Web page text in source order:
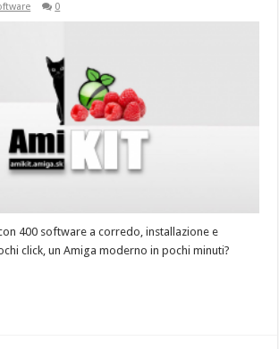
0
400 software a corredo, installazione e
click, un Amiga moderno in pochi minuti?